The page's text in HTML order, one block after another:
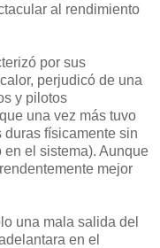
al rendimiento
por sus
perjudicó de una
y pilotos
una vez más tuvo
duras físicamente sin
el sistema). Aunque
mejor
una mala salida del
en el